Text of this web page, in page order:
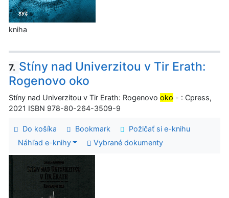
kniha
7. Stíny nad Univerzitou v Tir Erath:
Rogenovo oko
Stíny nad Univerzitou v Tir Erath: Rogenovo oko - : Cpress,
2021 ISBN 978-80-264-3509-9
Do košíka Bookmark
Požičať si e-knihu
Náhľad e-knihy
Vybrané dokumenty